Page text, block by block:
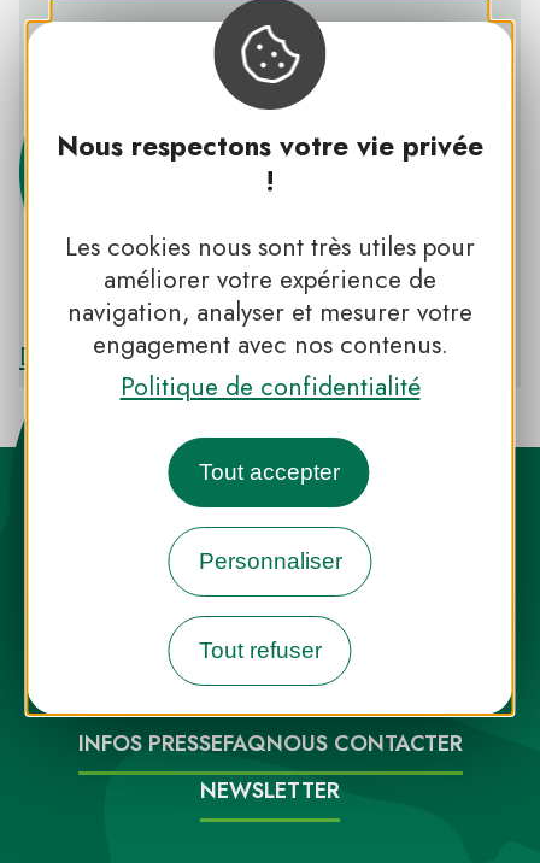
Nous respectons votre vie privée
!
Les cookies nous sont très utiles pour
améliorer votre expérience de
navigation, analyser et mesurer votre
engagement avec nos contenus.
Politique de confidentialité
Tout accepter
Personnaliser
Tout refuser
Suivre sur Instagram
PNR DE CAMARGUE
Découvrir le PNR DE CAMARGUE
Destination Parcs, de l’inspiration en
toute saison
INFOS PRESSEFAQNOUS CONTACTER
NEWSLETTER